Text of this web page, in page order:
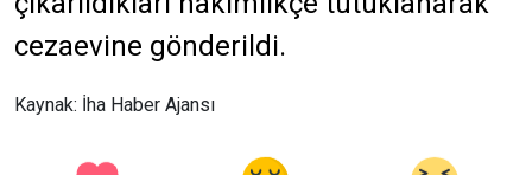
cezaevine gönderildi.
Kaynak: İha Haber Ajansı